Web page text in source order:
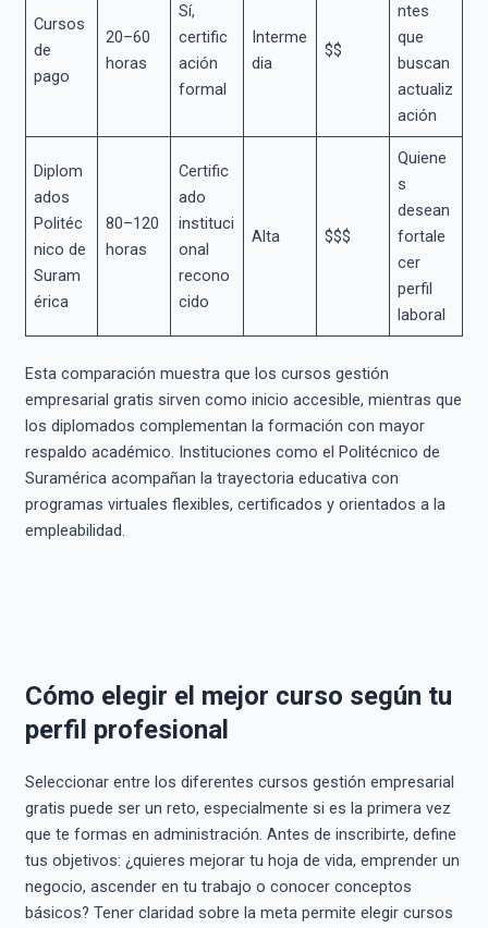
Cursos
de
pago
20–60
horas
Sí,
certific
ación
formal
Interme
dia
$$
ntes
que
buscan
actualiz
ación
Diplom
ados
Politéc
nico de
Suram
érica
80–120
horas
Certific
ado
instituci
onal
recono
cido
Alta $$$
Quiene
s
desean
fortale
cer
perfil
laboral
Esta comparación muestra que los cursos gestión
empresarial gratis sirven como inicio accesible, mientras que
los diplomados complementan la formación con mayor
respaldo académico. Instituciones como el Politécnico de
Suramérica acompañan la trayectoria educativa con
programas virtuales flexibles, certificados y orientados a la
empleabilidad.
Cómo elegir el mejor curso según tu
perfil profesional
Seleccionar entre los diferentes cursos gestión empresarial
gratis puede ser un reto, especialmente si es la primera vez
que te formas en administración. Antes de inscribirte, define
tus objetivos: ¿quieres mejorar tu hoja de vida, emprender un
negocio, ascender en tu trabajo o conocer conceptos
básicos? Tener claridad sobre la meta permite elegir cursos